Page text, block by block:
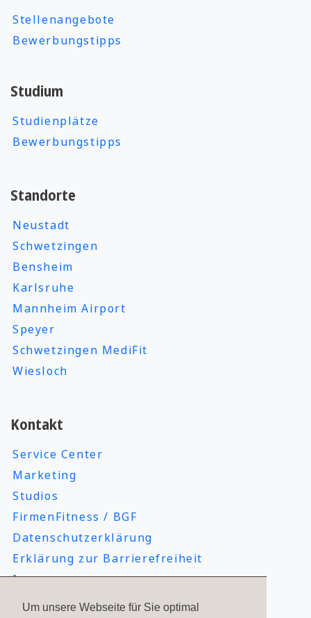
Um unsere Webseite für Sie optimal
Stellenangebote
Bewerbungstipps
Studium
Studienplätze
Bewerbungstipps
Standorte
Neustadt
Schwetzingen
Bensheim
Karlsruhe
Mannheim Airport
Speyer
Schwetzingen MediFit
Wiesloch
Kontakt
Service Center
Marketing
Studios
FirmenFitness / BGF
Datenschutzerklärung
Erklärung zur Barrierefreiheit
Impressum